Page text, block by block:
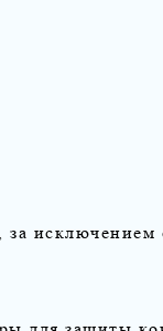
исключением